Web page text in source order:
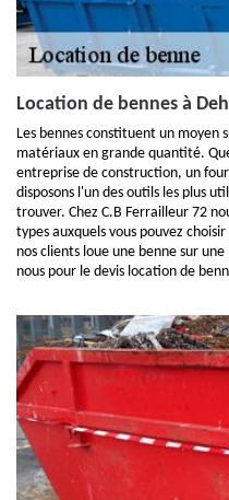
Location de bennes à
Les bennes constituent un
matériaux en grande quantité.
entreprise de construction, un
disposons l'un des outils les plus
trouver. Chez C.B Ferrailleur 72
types auxquels vous pouvez
nos clients loue une benne sur
nous pour le devis location de